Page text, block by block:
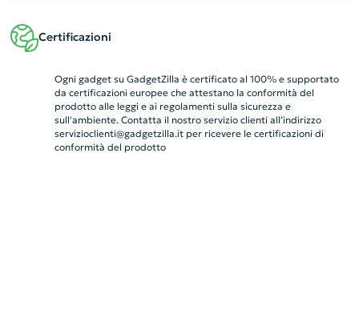
Certificazioni
Ogni gadget su GadgetZilla è certificato al 100% e supportato
da certificazioni europee che attestano la conformità del
prodotto alle leggi e ai regolamenti sulla sicurezza e
sull'ambiente. Contatta il nostro servizio clienti all’indirizzo
servizioclienti@gadgetzilla.itper ricevere le certificazioni di
conformità del prodotto